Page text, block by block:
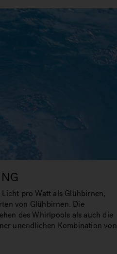
pro Watt als Glühbirnen,
von Glühbirnen. Die
des Whirlpools als auch die
unendlichen Kombination von